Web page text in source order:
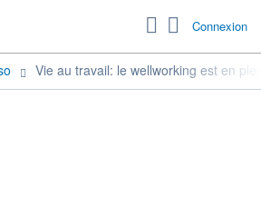
Connexion
Vie au travail: le wellworking est en